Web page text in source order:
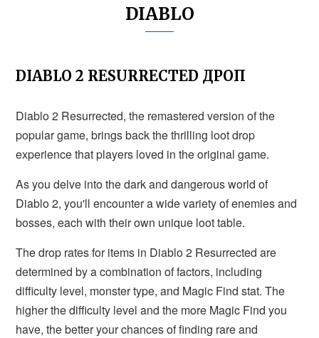
DIABLO
DIABLO 2 RESURRECTED ДРОП
Diablo 2 Resurrected, the remastered version of the
popular game, brings back the thrilling loot drop
experience that players loved in the original game.
As you delve into the dark and dangerous world of
Diablo 2, you'll encounter a wide variety of enemies and
bosses, each with their own unique loot table.
The drop rates for items in Diablo 2 Resurrected are
determined by a combination of factors, including
difficulty level, monster type, and Magic Find stat. The
higher the difficulty level and the more Magic Find you
have, the better your chances of finding rare and